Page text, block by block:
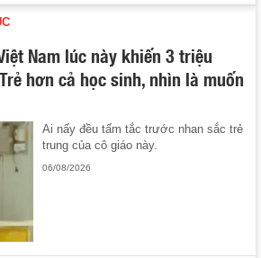
Nam lúc này khiến 3 triệu
hơn cả học sinh, nhìn là muốn
Ai nấy đều tấm tắc trước nhan sắc trẻ
trung của cô giáo này.
06/08/2026